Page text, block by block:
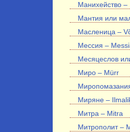
Манихейство
Мантия или
Масленица –
Мессия –
Месяцеслов
Миро – Mürr
Миряне –
Митра – Mitra
Митрополит –